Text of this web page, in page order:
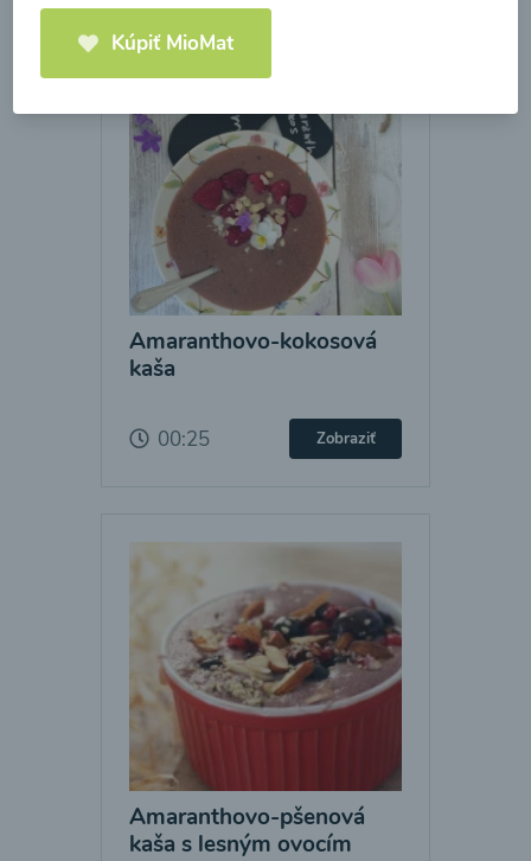
Amaranthovo-kokosová
kaša
00:25 Zobraziť
Amaranthovo-pšenová
kaša s lesným ovocím
Kúpiť MioMat